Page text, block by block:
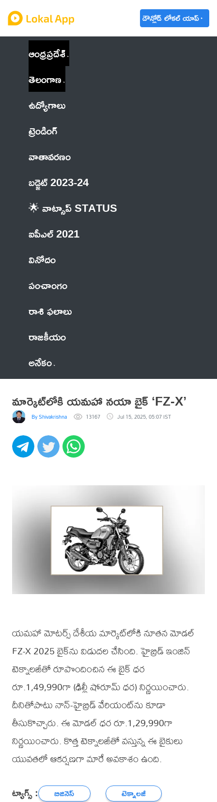
డౌన్లోడ్ లోకల్ యాప్
ఆంధ్రప్రదేశ్
తెలంగాణ
ఉద్యోగాలు
ట్రెండింగ్
వాతావరణం
బడ్జెట్ 2023-24
🌟 వాట్సాప్ STATUS
ఐపీఎల్ 2021
వినోదం
పంచాంగం
రాశి ఫలాలు
రాజకీయం
అనేకం
మార్కెట్‌లోకి యమహా నయా బైక్ ‘FZ-X’
By Shivakrishna 13167 Jul 15, 2025, 05:07 IST
యమహా మోటర్స్ దేశీయ మార్కెట్‌లోకి నూతన మోడల్
FZ-X 2025 బైక్‌ను విడుదల చేసింది. హైబ్రిడ్ ఇంజిన్
టెక్నాలజీతో రూపొందించిన ఈ బైక్ ధర
రూ.1,49,990గా (ఢిల్లీ షోరూమ్ ధర) నిర్ణయించారు.
దీనితోపాటు నాన్-హైబ్రిడ్ వేరియంట్‌ను కూడా
తీసుకొచ్చారు. ఈ మోడల్ ధర రూ.1,29,990గా
నిర్ణయించారు. కొత్త టెక్నాలజీతో వస్తున్న ఈ బైకులు
యువతలో ఆకర్షణగా మారే అవకాశం ఉంది.
ట్యాగ్స్ : బిజినెస్ టెక్నాలజీ